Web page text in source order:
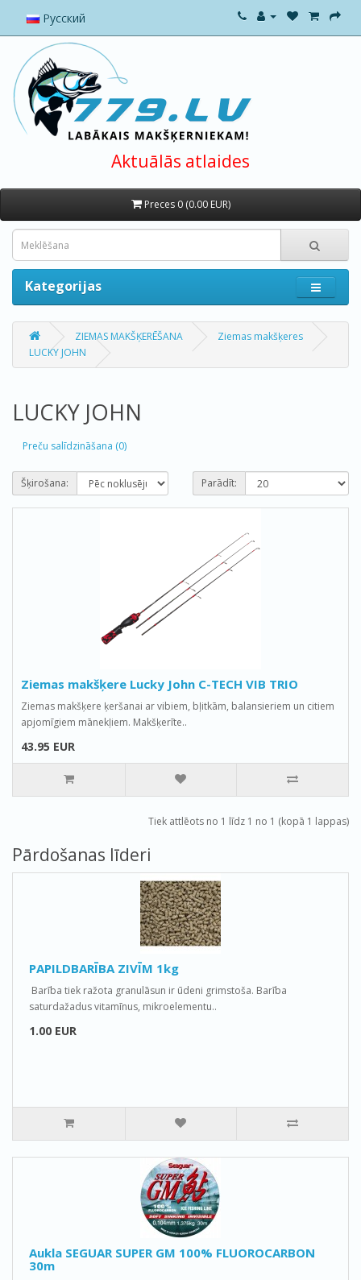
Русский
Aktuālās atlaides
Preces 0 (0.00 EUR)
Kategorijas
ZIEMAS MAKŠĶERĒŠANA
Ziemas makšķeres
LUCKY JOHN
LUCKY JOHN
Preču salīdzināšana (0)
Šķirošana: Parādīt:
Ziemas makšķere Lucky John C-TECH VIB TRIO
Ziemas makšķere ķeršanai ar vibiem, bļitkām, balansieriem un citiem
apjomīgiem mānekļiem. Makšķerīte..
43.95 EUR
Tiek attlēots no 1 līdz 1 no 1 (kopā 1 lappas)
Pārdošanas līderi
PAPILDBARĪBA ZIVĪM 1kg
Barība tiek ražota granulāsun ir ūdeni grimstoša. Barība
saturdažadus vitamīnus, mikroelementu..
1.00 EUR
Aukla SEGUAR SUPER GM 100% FLUOROCARBON
30m